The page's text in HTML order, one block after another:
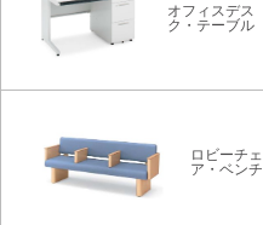
オフィスデス
ク・テーブル
ロビーチェ
ア・ベンチ